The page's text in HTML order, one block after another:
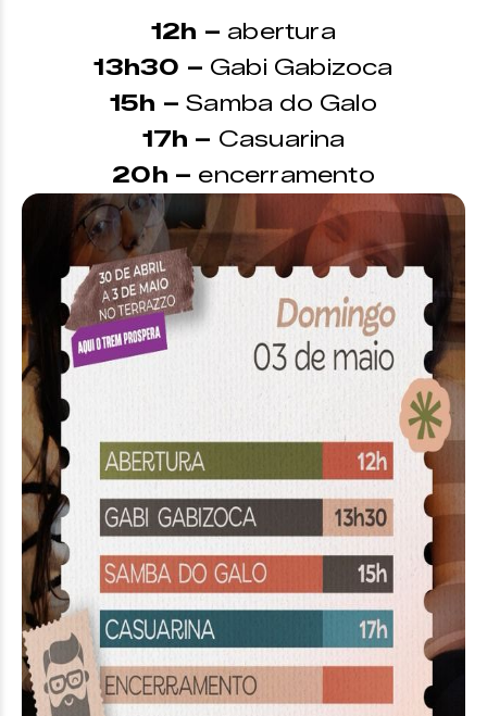
12h – abertura
13h30 – Gabi Gabizoca
15h – Samba do Galo
17h – Casuarina
20h – encerramento